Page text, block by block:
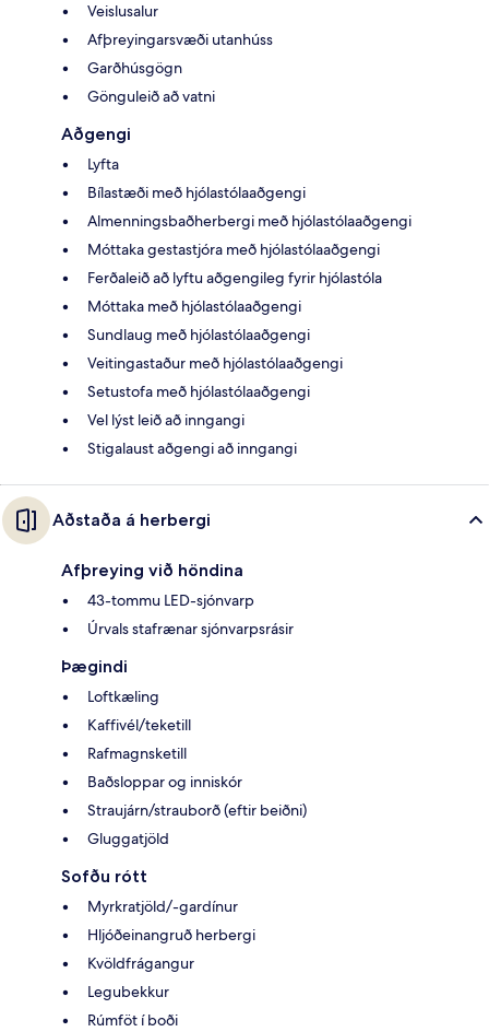
Veislusalur
Afþreyingarsvæði utanhúss
Garðhúsgögn
Gönguleið að vatni
Aðgengi
Lyfta
Bílastæði með hjólastólaaðgengi
Almenningsbaðherbergi með hjólastólaaðgengi
Móttaka gestastjóra með hjólastólaaðgengi
Ferðaleið að lyftu aðgengileg fyrir hjólastóla
Móttaka með hjólastólaaðgengi
Sundlaug með hjólastólaaðgengi
Veitingastaður með hjólastólaaðgengi
Setustofa með hjólastólaaðgengi
Vel lýst leið að inngangi
Stigalaust aðgengi að inngangi
Aðstaða á herbergi
Afþreying við höndina
43-tommu LED-sjónvarp
Úrvals stafrænar sjónvarpsrásir
Þægindi
Loftkæling
Kaffivél/teketill
Rafmagnsketill
Baðsloppar og inniskór
Straujárn/strauborð (eftir beiðni)
Gluggatjöld
Sofðu rótt
Myrkratjöld/-gardínur
Hljóðeinangruð herbergi
Kvöldfrágangur
Legubekkur
Rúmföt í boði